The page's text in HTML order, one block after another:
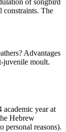
constraints. The
Advantages
juvenile moult.
year at
Hebrew
personal reasons).